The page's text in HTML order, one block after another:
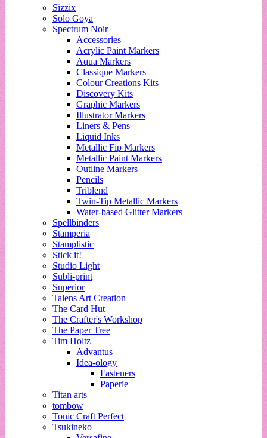
Sizzix
Solo Goya
Spectrum Noir
Accessories
Acrylic Paint Markers
Aqua Markers
Classique Markers
Colour Creations Kits
Discovery Kits
Graphic Markers
Illustrator Markers
Liners & Pens
Liquid Inks
Metallic Fip Markers
Metallic Paint Markers
Outline Markers
Pencils
Triblend
Twin-Tip Metallic Markers
Water-based Glitter Markers
Spellbinders
Stamperia
Stamplistic
Stick it!
Studio Light
Subli-print
Superior
Talens Art Creation
The Card Hut
The Crafter's Workshop
The Paper Tree
Tim Holtz
Advantus
Idea-ology
Fasteners
Paperie
Titan arts
tombow
Tonic Craft Perfect
Tsukineko